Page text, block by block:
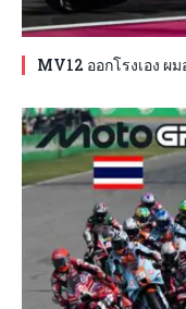
MV12 ออกโรงเอง ผ